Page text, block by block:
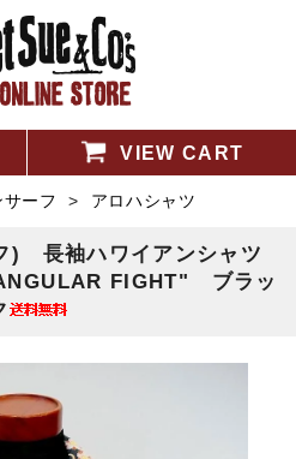
VIEW CART
ーフ > アロハシャツ
) 長袖ハワイアンシャツ
FIGHT" ブラッ